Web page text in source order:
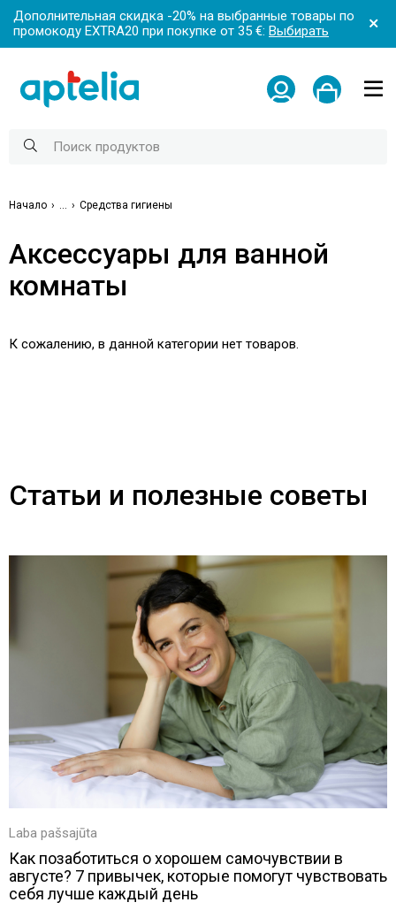
Дополнительная скидка -20% на выбранные товары по
промокоду EXTRA20 при покупке от 35 €: Выбирать
Начало Средства гигиены
Аксессуары для ванной
комнаты
К сожалению, в данной категории нет товаров.
Статьи и полезные советы
Laba pašsajūta
Как позаботиться о хорошем самочувствии в
августе? 7 привычек, которые помогут чувствовать
себя лучше каждый день